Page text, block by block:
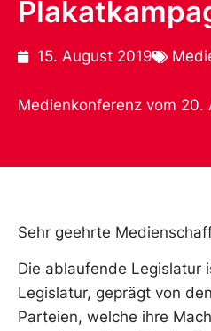
15. August 2019
Medienkonferenz vom 20.
Sehr geehrte
Die ablaufende Legislatur
Legislatur, geprägt von
Parteien, welche ihre